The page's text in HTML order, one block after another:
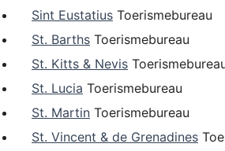
Sint Eustatius Toerismebureau
St. Barths Toerismebureau
St. Kitts & Nevis
St. Lucia Toerismebureau
St. Martin Toerismebureau
St. Vincent & de Grenadines